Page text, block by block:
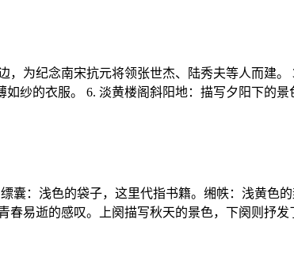
，为纪念南宋抗元将领张世杰、陆秀夫等人而建
纱的衣服。 6. 淡黄楼阁斜阳地：描写夕阳下的
囊：浅色的袋子，这里代指书籍。缃帙：浅黄
易逝的感叹。上阕描写秋天的景色，下阕则抒